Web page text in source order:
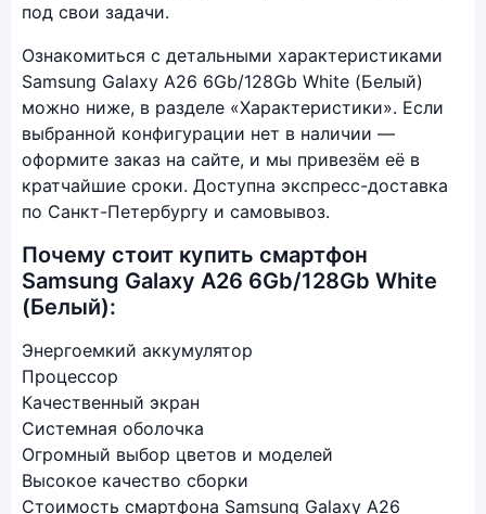
под свои задачи.
Ознакомиться с детальными характеристиками
Samsung Galaxy A26 6Gb/128Gb White (Белый)
можно ниже, в разделе «Характеристики». Если
выбранной конфигурации нет в наличии —
оформите заказ на сайте, и мы привезём её в
кратчайшие сроки. Доступна экспресс-доставка
по Санкт-Петербургу и самовывоз.
Почему стоит купить смартфон
Samsung Galaxy A26 6Gb/128Gb White
(Белый):
Энергоемкий аккумулятор
Процессор
Качественный экран
Системная оболочка
Огромный выбор цветов и моделей
Высокое качество сборки
Стоимость смартфона Samsung Galaxy A26